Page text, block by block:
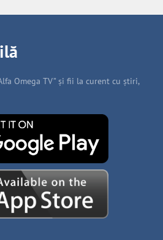
Omega TV” și fii la curent cu știri,